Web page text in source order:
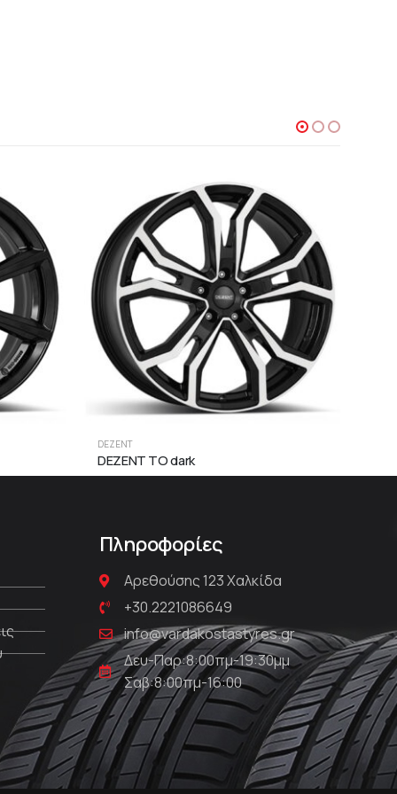
DEZENT
DEZENT TO dark
Πληροφορίες
Αρεθούσης 123 Χαλκίδα
+30.2221086649
info@vardakostastyres.gr
Δευ-Παρ:8:00πμ-19:30μμ
Σαβ:8:00πμ-16:00